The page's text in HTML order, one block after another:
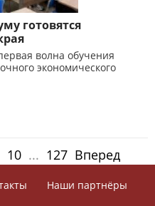
готовятся
волна обучения
экономического
10 ... 127 Вперед
Наши партнёры